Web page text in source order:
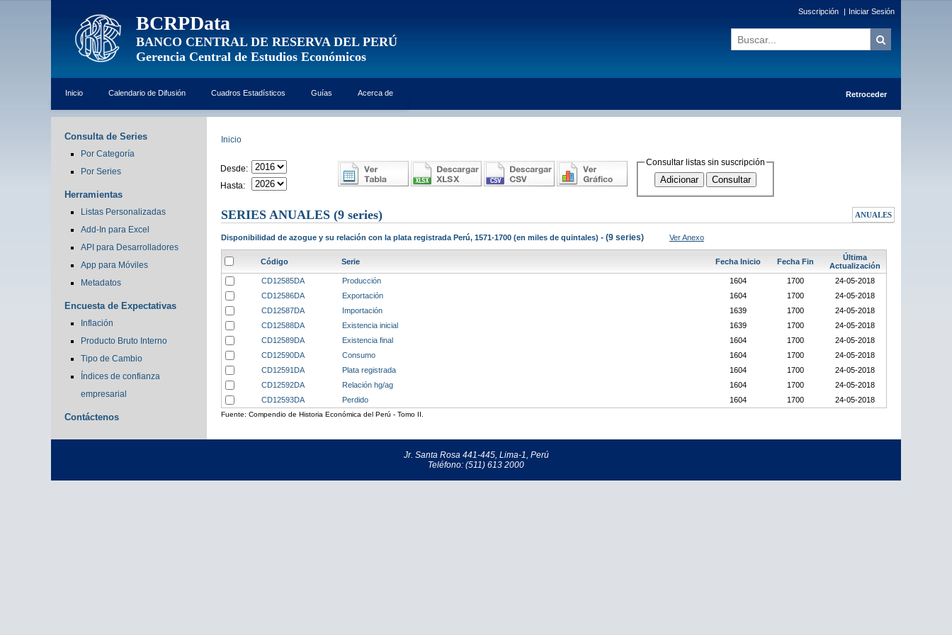
BCRPData
BANCO CENTRAL DE RESERVA DEL PERÚ
Gerencia Central de Estudios Económicos
Suscripción | Iniciar Sesión
Inicio Calendario de Difusión Cuadros Estadísticos Guías Acerca de Retroceder
Consulta de Series
Por Categoría
Por Series
Herramientas
Listas Personalizadas
Add-In para Excel
API para Desarrolladores
App para Móviles
Metadatos
Encuesta de Expectativas
Inflación
Producto Bruto Interno
Tipo de Cambio
Índices de confianza
empresarial
Contáctenos
Inicio
Desde:
Hasta:
Consultar listas sin suscripción
SERIES ANUALES (9 series) ANUALES
Disponibilidad de azogue y su relación con la plata registrada Perú, 1571-1700 (en miles de quintales) - (9 series) Ver Anexo
Código Serie Fecha Inicio Fecha Fin
Última
Actualización
CD12585DA
Producción 1604 1700
24-05-2018
CD12586DA
Exportación 1604 1700
24-05-2018
CD12587DA
Importación 1639 1700
24-05-2018
CD12588DA
Existencia inicial 1639 1700
24-05-2018
CD12589DA
Existencia final 1604 1700
24-05-2018
CD12590DA
Consumo 1604 1700
24-05-2018
CD12591DA
Plata registrada 1604 1700
24-05-2018
CD12592DA
Relación hg/ag 1604 1700
24-05-2018
CD12593DA
Perdido 1604 1700 24-05-2018
Fuente: Compendio de Historia Económica del Perú - Tomo II.
Jr. Santa Rosa 441-445, Lima-1, Perú
Teléfono: (511) 613 2000